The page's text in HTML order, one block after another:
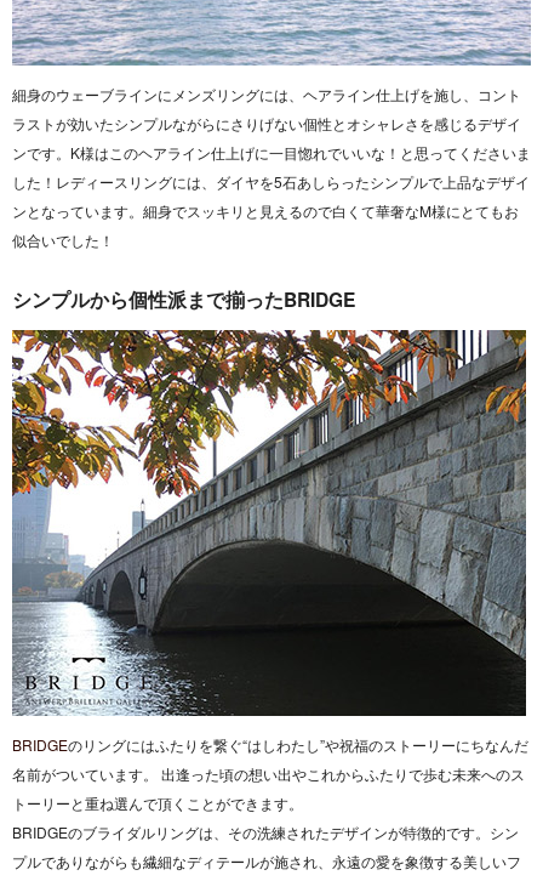
細身のウェーブラインにメンズリングには、ヘアライン仕上げを施し、コント
ラストが効いたシンプルながらにさりげない個性とオシャレさを感じるデザイ
ンです。K様はこのヘアライン仕上げに一目惚れでいいな！と思ってくださいま
した！レディースリングには、ダイヤを5石あしらったシンプルで上品なデザイ
ンとなっています。細身でスッキリと見えるので白くて華奢なM様にとてもお
似合いでした！
シンプルから個性派まで揃ったBRIDGE
BRIDGEのリングにはふたりを繋ぐ“はしわたし”や祝福のストーリーにちなんだ
名前がついています。 出逢った頃の想い出やこれからふたりで歩む未来へのス
トーリーと重ね選んで頂くことができます。
BRIDGEのブライダルリングは、その洗練されたデザインが特徴的です。シン
プルでありながらも繊細なディテールが施され、永遠の愛を象徴する美しいフ